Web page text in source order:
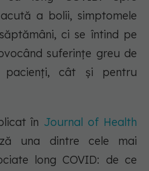
a bolii, simptomele
ci se întind pe
suferințe greu de
cât și pentru
în Journal of Health
una dintre cele mai
long COVID: de ce